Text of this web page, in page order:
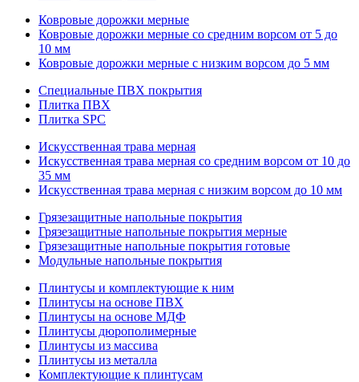
Ковровые дорожки мерные
Ковровые дорожки мерные со средним ворсом от 5 до
10 мм
Ковровые дорожки мерные с низким ворсом до 5 мм
Специальные ПВХ покрытия
Плитка ПВХ
Плитка SPC
Искуccтвенная трава мерная
Искусственная трава мерная со средним ворсом от 10 до
35 мм
Искусственная трава мерная с низким ворсом до 10 мм
Грязезащитные напольные покрытия
Грязезащитные напольные покрытия мерные
Грязезащитные напольные покрытия готовые
Модульные напольные покрытия
Плинтусы и комплектующие к ним
Плинтусы на основе ПВХ
Плинтусы на основе МДФ
Плинтусы дюрополимерные
Плинтусы из массива
Плинтусы из металла
Комплектующие к плинтусам